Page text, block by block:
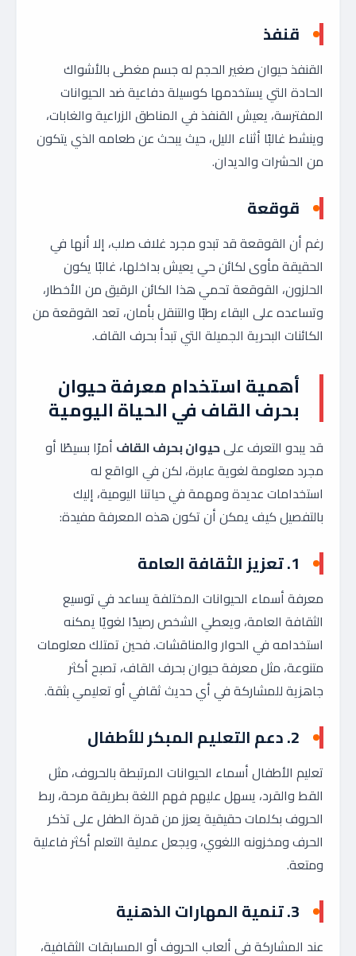
قنفذ
القنفذ حيوان صغير الحجم له جسم مغطى بالأشواك
الحادة التي يستخدمها كوسيلة دفاعية ضد الحيوانات
المفترسة، يعيش القنفذ في المناطق الزراعية والغابات،
وينشط غالبًا أثناء الليل، حيث يبحث عن طعامه الذي يتكون
من الحشرات والديدان.
قوقعة
رغم أن القوقعة قد تبدو مجرد غلاف صلب، إلا أنها في
الحقيقة مأوى لكائن حي يعيش بداخلها، غالبًا يكون
الحلزون، القوقعة تحمي هذا الكائن الرقيق من الأخطار،
وتساعده على البقاء رطبًا والتنقل بأمان، تعد القوقعة من
الكائنات البحرية الجميلة التي تبدأ بحرف القاف.
أهمية استخدام معرفة حيوان
بحرف القاف في الحياة اليومية
قد يبدو التعرف علىحيوان بحرف القاف أمرًا بسيطًا أو
مجرد معلومة لغوية عابرة، لكن في الواقع له
استخدامات عديدة ومهمة في حياتنا اليومية، إليك
بالتفصيل كيف يمكن أن تكون هذه المعرفة مفيدة:
1. تعزيز الثقافة العامة
معرفة أسماء الحيوانات المختلفة يساعد في توسيع
الثقافة العامة، ويعطي الشخص رصيدًا لغويًا يمكنه
استخدامه في الحوار والمناقشات. فحين تمتلك معلومات
متنوعة، مثل معرفة حيوان بحرف القاف، تصبح أكثر
جاهزية للمشاركة في أي حديث ثقافي أو تعليمي بثقة.
2. دعم التعليم المبكر للأطفال
تعليم الأطفال أسماء الحيوانات المرتبطة بالحروف، مثل
القط والقرد، يسهل عليهم فهم اللغة بطريقة مرحة، ربط
الحروف بكلمات حقيقية يعزز من قدرة الطفل على تذكر
الحرف ومخزونه اللغوي، ويجعل عملية التعلم أكثر فاعلية
ومتعة.
3. تنمية المهارات الذهنية
عند المشاركة في ألعاب الحروف أو المسابقات الثقافية،